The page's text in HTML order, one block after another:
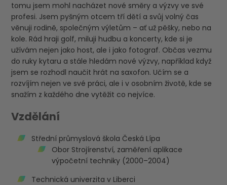
tomu jsem mohl nacházet nové směry a výzvy ve své
profesi. Jsem pyšným otcem tří dětí a svůj volný čas
věnuji rodině, společným výletům – ať už pěšky, nebo na
kole. Rád hraji golf, miluji hudbu a koncerty, kde si je
užívám nejen jako host, ale i jako fotograf. Občas vezmu
do ruky kytaru a stále hledám nové výzvy, například když
jsem se rozhodl naučit hrát na saxofon. Učím se a
rozvíjím nejen ve své práci, ale i v osobním životě, kde se
snažím z každého dne vytěžit co nejvíce.
Vzdělání
Střední průmyslová škola Česká Lípa
Obor Strojírenství, zaměření aplikace
výpočetní techniky (2000–2004)
Technická univerzita v Liberci